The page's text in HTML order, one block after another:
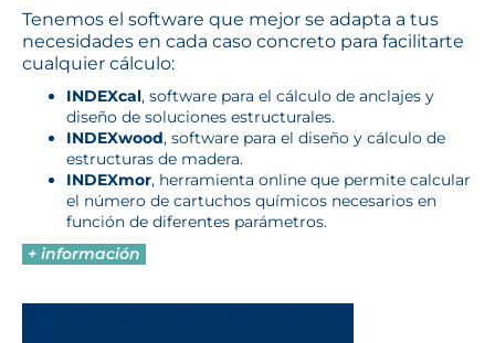
Tenemos el software que mejor se adapta a tus
necesidades en cada caso concreto para facilitarte
cualquier cálculo:
INDEXcal, software para el cálculo de anclajes y
diseño de soluciones estructurales.
INDEXwood, software para el diseño y cálculo de
estructuras de madera.
INDEXmor, herramienta online que permite calcular
el número de cartuchos químicos necesarios en
función de diferentes parámetros.
+ información